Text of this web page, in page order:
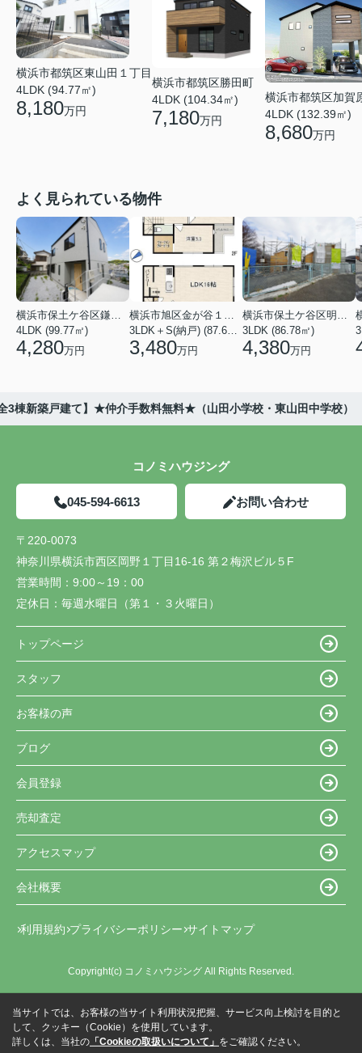
横浜市都筑区東山田１丁目
4LDK (94.77㎡)
8,180万円
横浜市都筑区勝田町
4LDK (104.34㎡)
7,180万円
横浜市都筑区加賀
4LDK (132.39㎡)
8,680万円
よく見られている物件
横浜市保土ケ谷区鎌谷町
4LDK (99.77㎡)
4,280万円
横浜市旭区金が谷１丁目
3LDK＋S(納戸) (87.61㎡)
3,480万円
横浜市保土ケ谷区明神台
3LDK (86.78㎡)
4,380万円
3棟新築戸建て】★仲介手数料無料★（山田小学校・東山田中学校）
コノミハウジング
045-594-6613 お問い合わせ
〒220-0073
神奈川県横浜市西区岡野１丁目16-16 第２梅沢ビル５F
営業時間： 9:00～19：00
定休日： 毎週水曜日（第１・３火曜日）
トップページ
スタッフ
お客様の声
ブログ
会員登録
売却査定
アクセスマップ
会社概要
利用規約 プライバシーポリシー サイトマップ
Copyright(c) コノミハウジング All Rights Reserved.
当サイトでは、お客様の当サイト利用状況把握、サービス向上検討を目的と
して、クッキー（Cookie）を使用しています。
詳しくは、当社の 「Cookieの取扱いについて」 をご確認ください。